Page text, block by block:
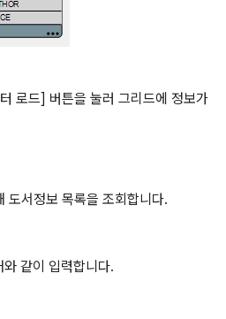
로드] 버튼을 눌러 그리드에 정보가
서정보 목록을 조회합니다.
같이 입력합니다.